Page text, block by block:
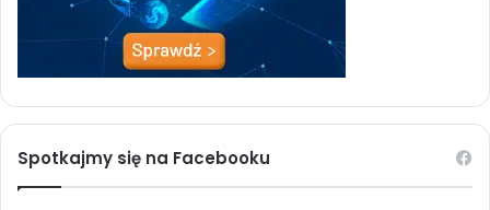
Spotkajmy się na Facebooku